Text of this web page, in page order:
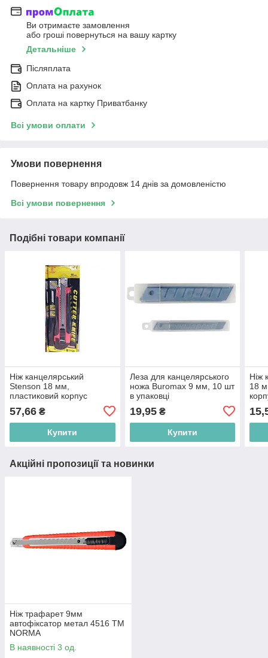
Ви отримаєте замовлення
або гроші повернуться на вашу картку
Детальніше
Післяплата
Оплата на рахунок
Оплата на картку Приватбанку
Всі умови оплати
Умови повернення
Повернення товару впродовж 14 днів за домовленістю
Всі умови повернення
Подібні товари компанії
Ніж канцелярський
Stenson 18 мм,
пластиковий корпус
57,66 ₴
Купити
Леза для канцелярського
ножа Buromax 9 мм, 10 шт
в упаковці
19,95₴
Купити
Ніж
18
Акційні пропозиції та новинки
Ніж трафарет 9мм
автофіксатор метал 4516 ТМ
NORMA
В наявності 3 од.